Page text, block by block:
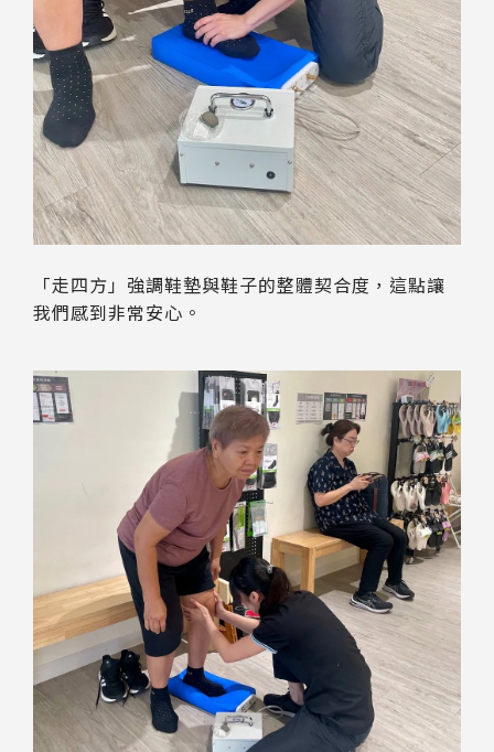
「走四方」強調鞋墊與鞋子的整體契合度，這點讓
我們感到非常安心。